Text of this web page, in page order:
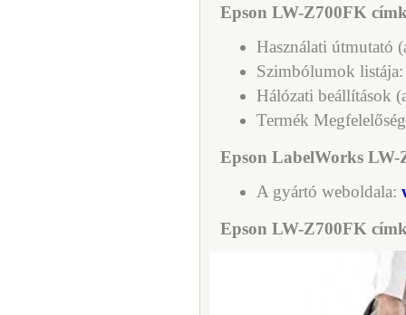
Epson LW-Z700FK
Használati útmutató
Szimbólumok
Hálózati beállítások
Termék
Epson LabelWorks
A gyártó weboldala:
Epson LW-Z700FK